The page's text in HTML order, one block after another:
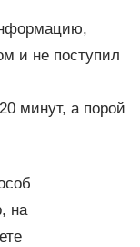
и не поступил
минут, а порой
на